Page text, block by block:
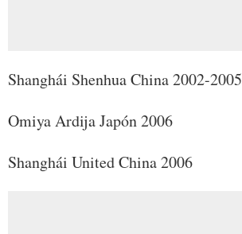
Shanghái Shenhua China 2002-2005
Omiya Ardija Japón 2006
Shanghái United China 2006